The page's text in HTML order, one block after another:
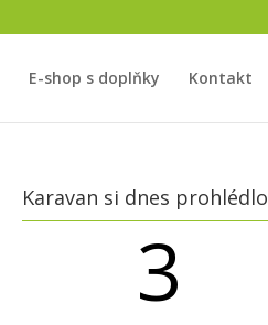
E-shop s doplňky Kontakt
Karavan si dnes prohlédlo
3